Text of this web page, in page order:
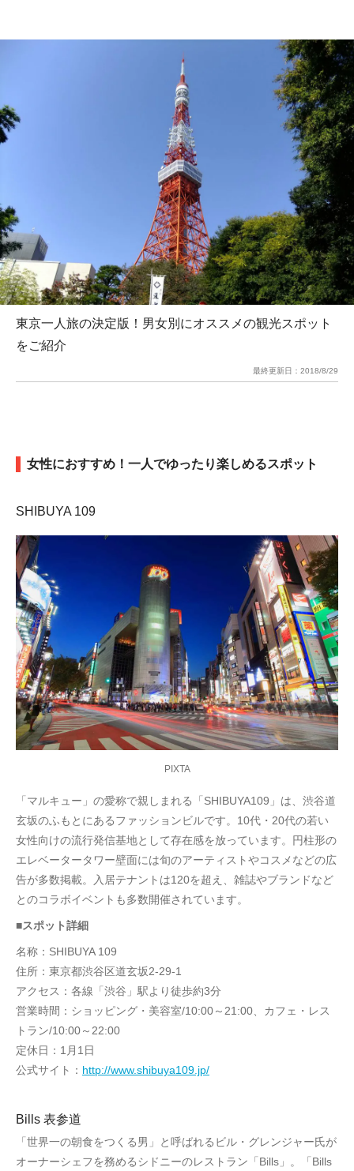
東京一人旅の決定版！男女別にオススメの観光スポット
をご紹介
最終更新日： 2018/8/29
女性におすすめ！一人でゆったり楽しめるスポット
SHIBUYA 109
PIXTA
「マルキュー」の愛称で親しまれる「SHIBUYA109」は、渋谷道
玄坂のふもとにあるファッションビルです。10代・20代の若い
女性向けの流行発信基地として存在感を放っています。円柱形の
エレベータータワー壁面には旬のアーティストやコスメなどの広
告が多数掲載。入居テナントは120を超え、雑誌やブランドなど
とのコラボイベントも多数開催されています。
■スポット詳細
名称：SHIBUYA 109
住所：東京都渋谷区道玄坂2-29-1
アクセス：各線「渋谷」駅より徒歩約3分
営業時間：ショッピング・美容室/10:00～21:00、カフェ・レス
トラン/10:00～22:00
定休日：1月1日
公式サイト： http://www.shibuya109.jp/
Bills 表参道
「世界一の朝食をつくる男」と呼ばれるビル・グレンジャー氏が
オーナーシェフを務めるシドニーのレストラン「Bills」。「Bills